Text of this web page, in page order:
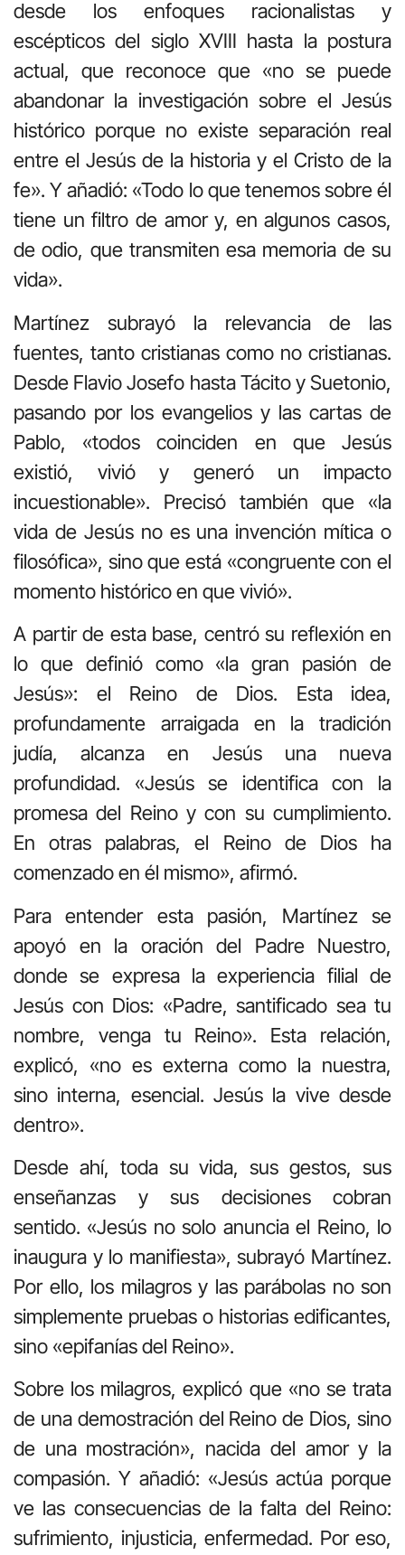
desde los enfoques racionalistas y
escépticos del siglo XVIII hasta la postura
actual, que reconoce que «no se puede
abandonar la investigación sobre el Jesús
histórico porque no existe separación real
entre el Jesús de la historia y el Cristo de la
fe». Y añadió: «Todo lo que tenemos sobre él
tiene un filtro de amor y, en algunos casos,
de odio, que transmiten esa memoria de su
vida».
Martínez subrayó la relevancia de las
fuentes, tanto cristianas como no cristianas.
Desde Flavio Josefo hasta Tácito y Suetonio,
pasando por los evangelios y las cartas de
Pablo, «todos coinciden en que Jesús
existió, vivió y generó un impacto
incuestionable». Precisó también que «la
vida de Jesús no es una invención mítica o
filosófica», sino que está «congruente con el
momento histórico en que vivió».
A partir de esta base, centró su reflexión en
lo que definió como «la gran pasión de
Jesús»: el Reino de Dios. Esta idea,
profundamente arraigada en la tradición
judía, alcanza en Jesús una nueva
profundidad. «Jesús se identifica con la
promesa del Reino y con su cumplimiento.
En otras palabras, el Reino de Dios ha
comenzado en él mismo», afirmó.
Para entender esta pasión, Martínez se
apoyó en la oración del Padre Nuestro,
donde se expresa la experiencia filial de
Jesús con Dios: «Padre, santificado sea tu
nombre, venga tu Reino». Esta relación,
explicó, «no es externa como la nuestra,
sino interna, esencial. Jesús la vive desde
dentro».
Desde ahí, toda su vida, sus gestos, sus
enseñanzas y sus decisiones cobran
sentido. «Jesús no solo anuncia el Reino, lo
inaugura y lo manifiesta», subrayó Martínez.
Por ello, los milagros y las parábolas no son
simplemente pruebas o historias edificantes,
sino «epifanías del Reino».
Sobre los milagros, explicó que «no se trata
de una demostración del Reino de Dios, sino
de una mostración», nacida del amor y la
compasión. Y añadió: «Jesús actúa porque
ve las consecuencias de la falta del Reino:
sufrimiento, injusticia, enfermedad. Por eso,